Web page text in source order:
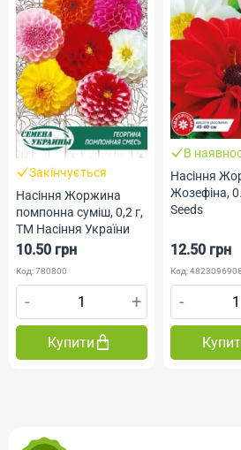
Закінчується
Насіння Жоржина
помпонна суміш, 0,2 г,
ТМ Насіння України
10.50 грн
Код: 780800
- +
Купити
В
Насіння
Жозефіна,
Seeds
12.50 грн
Код:
-